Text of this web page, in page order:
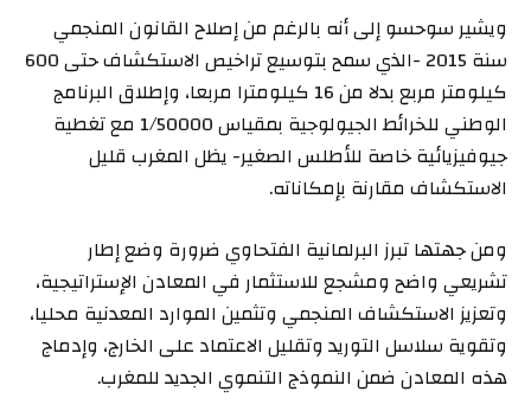
ويشير سوحسو إلى أنه بالرغم من إصلاح القانون المنجمي
سنة 2015 -الذي سمح بتوسيع تراخيص الاستكشاف حتى 600
كيلومتر مربع بدلا من 16 كيلومترا مربعا، وإطلاق البرنامج
الوطني للخرائط الجيولوجية بمقياس 1/50000 مع تغطية
جيوفيزيائية خاصة للأطلس الصغير- يظل المغرب قليل
الاستكشاف مقارنة بإمكاناته.
ومن جهتها تبرز البرلمانية الفتحاوي ضرورة وضع إطار
تشريعي واضح ومشجع للاستثمار في المعادن الإستراتيجية،
وتعزيز الاستكشاف المنجمي وتثمين الموارد المعدنية محليا،
وتقوية سلاسل التوريد وتقليل الاعتماد على الخارج، وإدماج
هذه المعادن ضمن النموذج التنموي الجديد للمغرب.